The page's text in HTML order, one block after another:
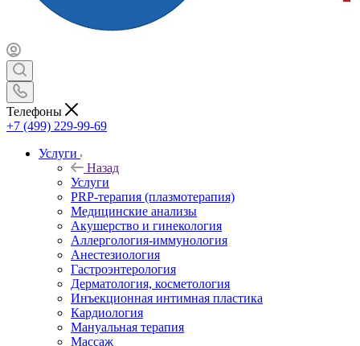
Телефоны
+7 (499) 229-99-69
Услуги
Назад
Услуги
PRP-терапия (плазмотерапия)
Медицинские анализы
Акушерство и гинекология
Аллергология-иммунология
Анестезиология
Гастроэнтерология
Дерматология, косметология
Инъекционная интимная пластика
Кардиология
Мануальная терапия
Массаж